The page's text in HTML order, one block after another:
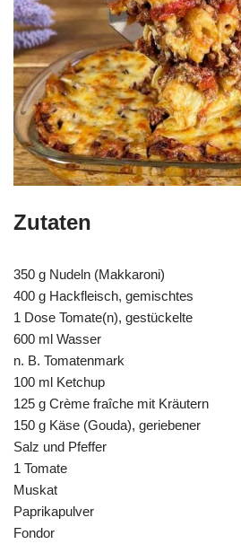
Zutaten
350 g Nudeln (Makkaroni)
400 g Hackfleisch, gemischtes
1 Dose Tomate(n), gestückelte
600 ml Wasser
n. B. Tomatenmark
100 ml Ketchup
125 g Crème fraîche mit Kräutern
150 g Käse (Gouda), geriebener
Salz und Pfeffer
1 Tomate
Muskat
Paprikapulver
Fondor